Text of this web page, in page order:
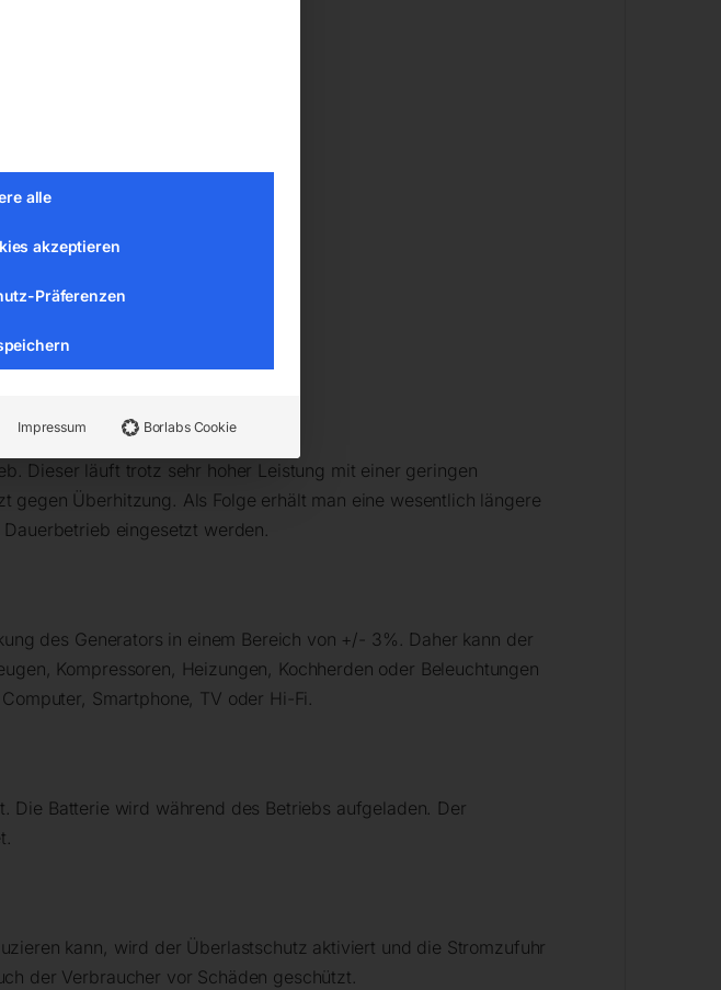
Dieser läuft trotz sehr hoher Leistung mit einer geringen
Überhitzung. Als Folge erhält man eine wesentlich längere
eingesetzt werden.
des Generators in einem Bereich von +/- 3%. Daher kann der
Kompressoren, Heizungen, Kochherden oder Beleuchtungen
Smartphone, TV oder Hi-Fi.
Die Batterie wird während des Betriebs aufgeladen. Der
kann, wird der Überlastschutz aktiviert und die Stromzufuhr
der Verbraucher vor Schäden geschützt.
alle
akzeptieren
Präferenzen
Impressum Borlabs Cookie